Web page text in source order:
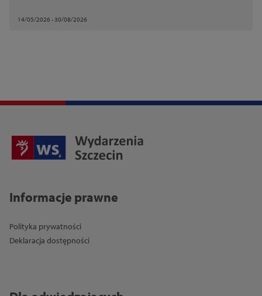
14/05/2026 - 30/08/2026
Informacje prawne
Polityka prywatności
Deklaracja dostępności